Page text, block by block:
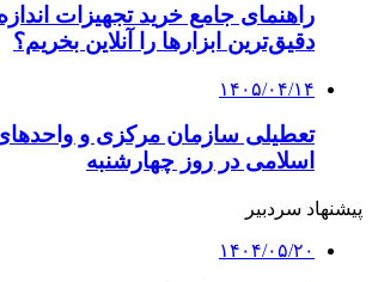
راهنمای جامع خرید تجهیزات
دقیق‌ترین ابزارها را آنلاین بخریم؟
۱۴۰۵/۰۴/۱۴
تعطیلی سازمان مرکزی و واحدهای
اسلامی در روز چهارشنبه
پیشنهاد سردبیر
۱۴۰۴/۰۵/۲۰